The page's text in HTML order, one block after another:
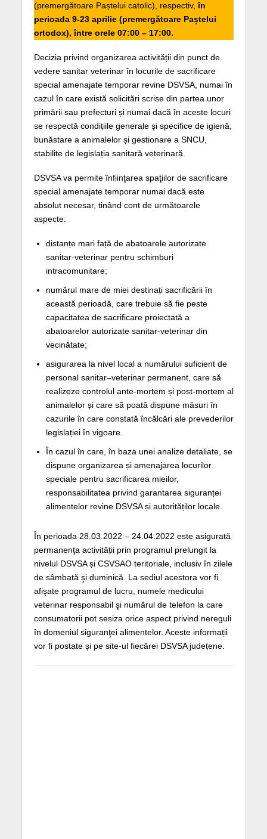
(premergătoare Paștelui catolic), respectiv,în
perioada 9-23 aprilie (premergătoare Paștelui
ortodox), între orele 07:00 – 17:00.
Decizia privind organizarea activității din punct de
vedere sanitar veterinar în locurile de sacrificare
special amenajate temporar revine DSVSA, numai în
cazul în care există solicitări scrise din partea unor
primării sau prefecturi și numai dacă în aceste locuri
se respectă condițiile generale și specifice de igienă,
bunăstare a animalelor și gestionare a SNCU,
stabilite de legislația sanitară veterinară.
DSVSA va permite înfiinţarea spaţiilor de sacrificare
special amenajate temporar numai dacă este
absolut necesar, tinând cont de următoarele
aspecte:
distanțe mari față de abatoarele autorizate
sanitar-veterinar pentru schimburi
intracomunitare;
numărul mare de miei destinați sacrificării în
această perioadă, care trebuie să fie peste
capacitatea de sacrificare proiectată a
abatoarelor autorizate sanitar-veterinar din
vecinătate;
asigurarea la nivel local a numărului suficient de
personal sanitar–veterinar permanent, care să
realizeze controlul ante-mortem și post-mortem al
animalelor și care să poată dispune măsuri în
cazurile în care constată încălcări ale prevederilor
legislației în vigoare.
În cazul în care, în baza unei analize detaliate, se
dispune organizarea și amenajarea locurilor
speciale pentru sacrificarea mieilor,
responsabilitatea privind garantarea siguranței
alimentelor revine DSVSA și autorităților locale.
În perioada 28.03.2022 – 24.04.2022 este asigurată
permanenţa activității prin programul prelungit la
nivelul DSVSA și CSVSAO teritoriale, inclusiv în zilele
de sâmbată şi duminică. La sediul acestora vor fi
afişate programul de lucru, numele medicului
veterinar responsabil şi numărul de telefon la care
consumatorii pot sesiza orice aspect privind nereguli
în domeniul siguranţei alimentelor. Aceste informații
vor fi postate și pe site-ul fiecărei DSVSA județene.